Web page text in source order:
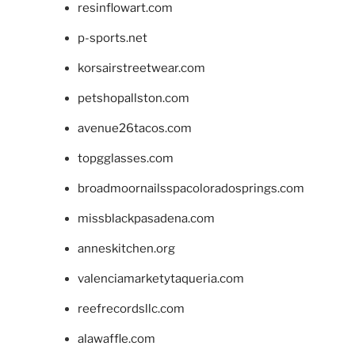
resinflowart.com
p-sports.net
korsairstreetwear.com
petshopallston.com
avenue26tacos.com
topgglasses.com
broadmoornailsspacoloradosprings.com
missblackpasadena.com
anneskitchen.org
valenciamarketytaqueria.com
reefrecordsllc.com
alawaffle.com